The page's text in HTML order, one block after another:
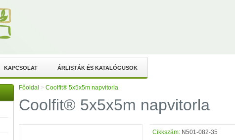
KAPCSOLAT ÁRLISTÁK ÉS KATALÓGUSOK
Főoldal > Coolfit® 5x5x5m napvitorla
Coolfit® 5x5x5m napvitorla
Cikkszám: N501-082-35